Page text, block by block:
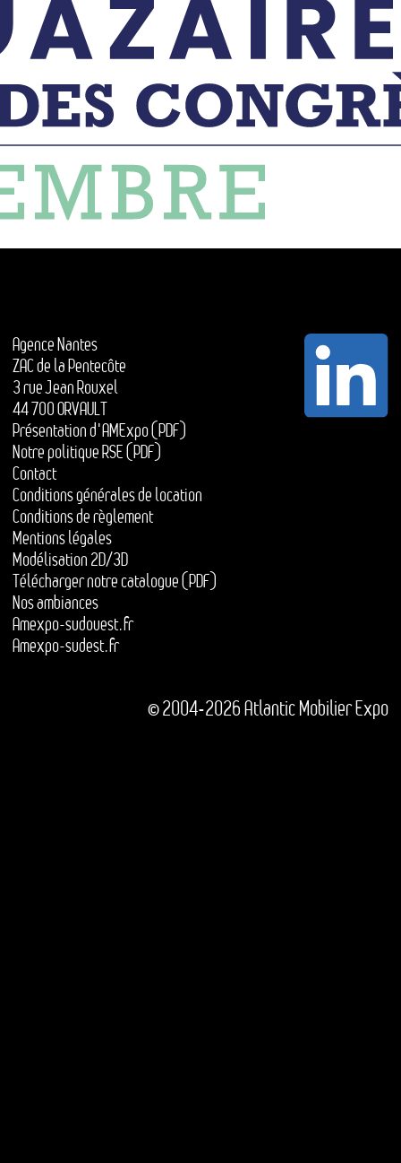
Agence Nantes
ZAC de la Pentecôte
3 rue Jean Rouxel
44 700 ORVAULT
Présentation d'AMExpo (PDF)
Notre politique RSE (PDF)
Contact
Conditions générales de location
Conditions de règlement
Mentions légales
Modélisation 2D/3D
Télécharger notre catalogue (PDF)
Nos ambiances
Amexpo-sudouest.fr
Amexpo-sudest.fr
© 2004-2026 Atlantic Mobilier Expo